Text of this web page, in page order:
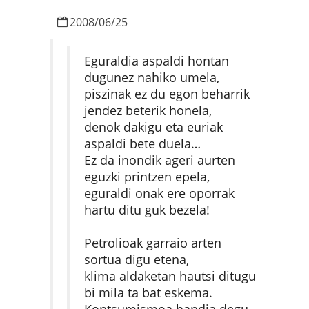
2008/06/25
Eguraldia aspaldi hontan
dugunez nahiko umela,
piszinak ez du egon beharrik
jendez beterik honela,
denok dakigu eta euriak
aspaldi bete duela…
Ez da inondik ageri aurten
eguzki printzen epela,
eguraldi onak ere oporrak
hartu ditu guk bezela!
Petrolioak garraio arten
sortua digu etena,
klima aldaketan hautsi ditugu
bi mila ta bat eskema.